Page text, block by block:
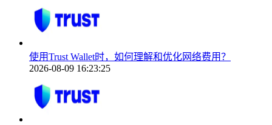
使用Trust Wallet时，如何理解和优化网络费用？
2026-08-09 16:23:25